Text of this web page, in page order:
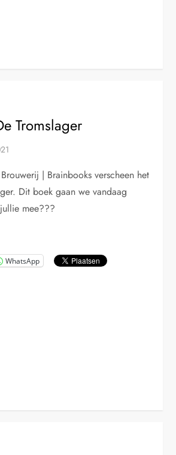
Tromslager
| Brainbooks verscheen het
Dit boek gaan we vandaag
mee???
WhatsApp